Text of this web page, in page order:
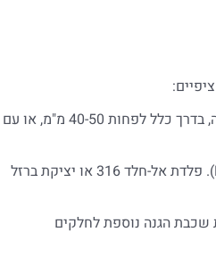
עם יכולת מעבר מוצקים גדולה, בדרך כלל לפחות 40-50 מ"מ, או עם
חומרי מבנה עמידים: שפכים סניטריים מכילים חומרים קורוזיביים וגזים כמו מימן גופרי (H₂S). פלדת אל-חלד 316 או יציקת ברזל
שכבת הגנה נוספת לחלקים